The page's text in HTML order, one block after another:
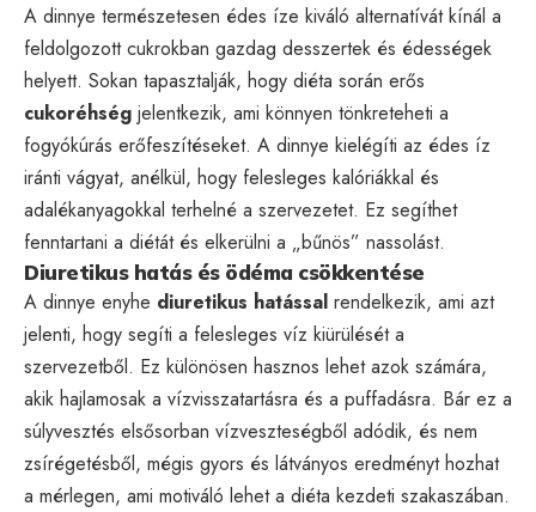
A dinnye természetesen édes íze kiváló alternatívát kínál a
feldolgozott cukrokban gazdag desszertek és édességek
helyett. Sokan tapasztalják, hogy diéta során erős
cukoréhség jelentkezik, ami könnyen tönkreteheti a
fogyókúrás erőfeszítéseket. A dinnye kielégíti az édes íz
iránti vágyat, anélkül, hogy felesleges kalóriákkal és
adalékanyagokkal terhelné a szervezetet. Ez segíthet
fenntartani a diétát és elkerülni a „bűnös” nassolást.
Diuretikus hatás és ödéma csökkentése
A dinnye enyhe diuretikus hatással rendelkezik, ami azt
jelenti, hogy segíti a felesleges víz kiürülését a
szervezetből. Ez különösen hasznos lehet azok számára,
akik hajlamosak a vízvisszatartásra és a puffadásra. Bár ez a
súlyvesztés elsősorban vízveszteségből adódik, és nem
zsírégetésből, mégis gyors és látványos eredményt hozhat
a mérlegen, ami motiváló lehet a diéta kezdeti szakaszában.